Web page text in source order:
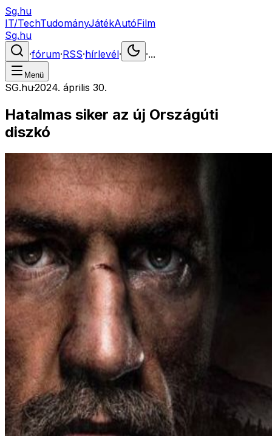
Sg.hu
IT/TechTudományJátékAutóFilm
Sg.hu
·fórum·RSS·hírlevél· ·...
Menü
SG.hu·2024. április 30.
Hatalmas siker az új Országúti
diszkó